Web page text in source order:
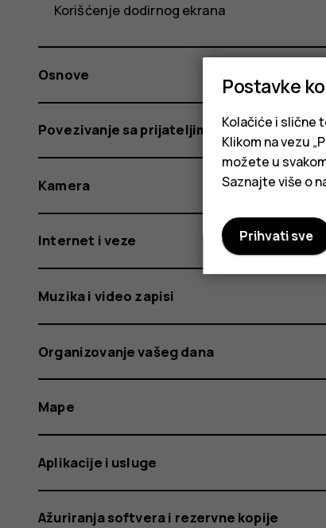
Korišćenje dodirnog ekrana
Osnove
Povezivanje sa prijateljima i porodicom
Kamera
Internet i veze
Muzika i video zapisi
Organizovanje vašeg dana
Mape
Aplikacije i usluge
Ažuriranja softvera i rezervne kopije
Postavke
Kolačiće i slične
Klikom na vezu
možete u
Saznajte više o
Prihvati sve